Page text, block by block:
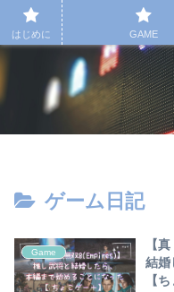
ゲーム日記
Game
【
結婚
【
はじめに GAME